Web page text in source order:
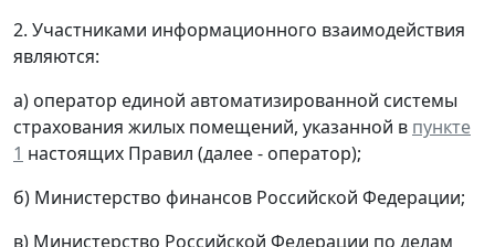
2. Участниками информационного взаимодействия
являются:
а) оператор единой автоматизированной системы
страхования жилых помещений, указанной в пункте
1 настоящих Правил (далее - оператор);
б) Министерство финансов Российской Федерации;
в) Министерство Российской Федерации по делам